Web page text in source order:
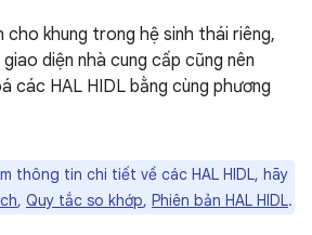
cho khung trong hệ sinh thái riêng,
diện nhà cung cấp cũng nên
các HAL HIDL bằng cùng phương
thông tin chi tiết về các HAL HIDL, hãy
, Quy tắc so khớp, Phiên bản HAL HIDL.